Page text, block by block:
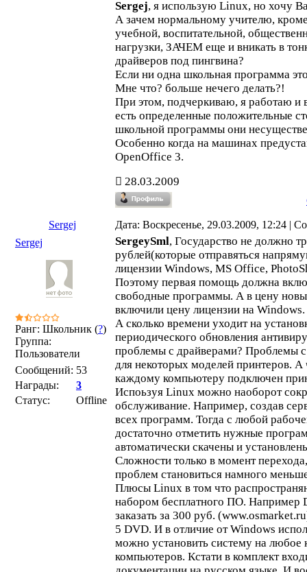
Sergej, я использую Linux, но хочу
А зачем нормальному учителю,
учебной, воспитательной,
нагрузки, ЗАЧЕМ еще и вникать в
драйверов под пингвина?
Если ни одна школьная программа
Мне что? больше нечего делать?!
При этом, подчеркиваю, я работаю и
есть определенные положительные
школьной программы они
Особенно когда на машинах
OpenOffice 3.
28.03.2009
Sergej
Дата: Воскресенье, 29.03.2009, 12:24 |
Sergej
Ранг: Школьник (?)
Группа:
Пользователи
Сообщений: 53
Награды:
3
Статус:
Offline
SergeySml, Государство не должно
рублей(которые отправяться
лицензии Windows, MS Office,
Поэтому первая помощь должна
свободные программы. А в цену
включили цену лицензии на Windows.
А сколько времени уходит на
периодического обновления
проблемы с драйверами? Проблемы с
для некоторых моделей принтеров. А
каждому компьютеру подключен
Испоьзуя Linux можно наоборот
обслуживание. Например, создав
всех программ. Тогда с любой
достаточно отметить нужные
автоматически скачены и
Сложности только в момент
проблем становиться намного
Плюсы Linux в том что
набором бесплатного ПО. Например
заказать за 300 руб.
5 DVD. И в отличие от Windows
можно установить систему на любое
компьютеров. Кстати в комплект